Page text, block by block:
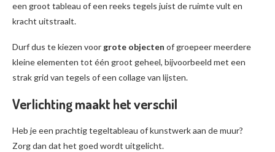
een groot tableau of een reeks tegels juist de ruimte vult en
kracht uitstraalt.
Durf dus te kiezen voor grote objecten of groepeer meerdere
kleine elementen tot één groot geheel, bijvoorbeeld met een
strak grid van tegels of een collage van lijsten.
Verlichting maakt het verschil
Heb je een prachtig tegeltableau of kunstwerk aan de muur?
Zorg dan dat het goed wordt uitgelicht.